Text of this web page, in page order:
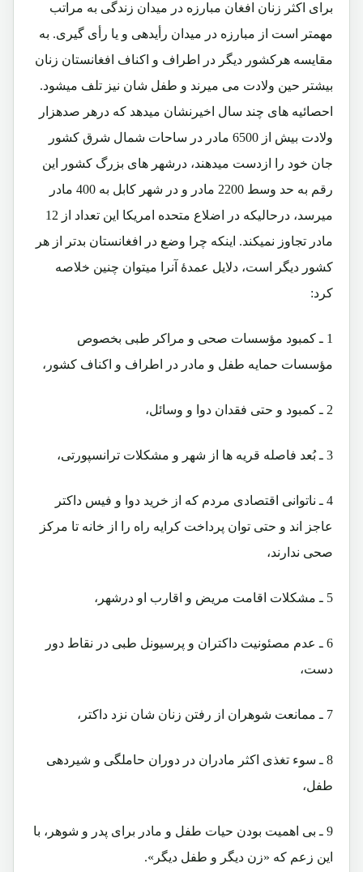
برای اکثر زنان افغان مبارزه در میدان زندگی به مراتب
مهمتر است از مبارزه در میدان رأیدهی و یا رأی گیری. به
مقایسه هرکشور دیگر در اطراف و اکناف افغانستان زنان
بیشتر حین ولادت می میرند و طفل شان نیز تلف میشود.
احصائیه های چند سال اخیرنشان میدهد که درهر صدهزار
ولادت بیش از 6500 مادر در ساحات شمال شرق کشور
جان خود را ازدست میدهند، درشهر های بزرگ کشور این
رقم به حد وسط 2200 مادر و در شهر کابل به 400 مادر
میرسد، درحالیکه در اضلاع متحده امریکا این تعداد از 12
مادر تجاوز نمیکند. اینکه چرا وضع در افغانستان بدتر از هر
کشور دیگر است، دلایل عمدۀ آنرا میتوان چنین خلاصه
کرد:
1 ـ
کمبود مؤسسات صحی و مراکر طبی بخصوص
مؤسسات حمایه طفل و مادر در اطراف و اکناف کشور،
2 ـ کمبود و حتی فقدان دوا و وسائل،
3 ـ بُعد فاصله قریه ها از شهر و مشکلات ترانسپورتی،
4 ـ
ناتوانی اقتصادی مردم که از خرید دوا و فیس داکتر
عاجز اند و حتی توان پرداخت کرایه راه را از خانه تا مرکز
صحی ندارند،
5 ـ مشکلات اقامت مریض و اقارب او درشهر،
6 ـ
عدم مصئونیت داکتران و پرسیونل طبی در نقاط دور
دست،
7 ـ ممانعت شوهران از رفتن زنان شان نزد داکتر،
8 ـ
سوء تغذی اکثر مادران در دوران حاملگی و شیردهی
طفل،
9 ـ
بی اهمیت بودن حیات طفل و مادر برای پدر و شوهر، با
این زعم که «زن دیگر و طفل دیگر».